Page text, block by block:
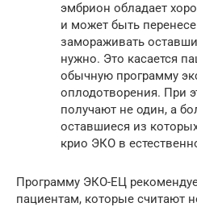
эмбрион обладает
и может быть
замораживать
нужно. Это касается
обычную программу
оплодотворения. При
получают не один, а
оставшиеся из
крио ЭКО в
Программу ЭКО-ЕЦ
пациентам, которые считают